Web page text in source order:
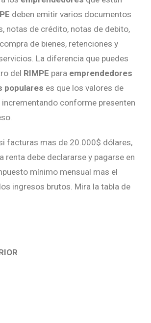
deben emitir varios documentos
notas de crédito, notas de debito,
de bienes, retenciones y
La diferencia que puedes
del RIMPE para emprendedores
populares es que los valores de
conforme presenten
facturas mas de 20.000$ dólares,
renta debe declararse y pagarse en
mínimo mensual mas el
ingresos brutos. Mira la tabla de